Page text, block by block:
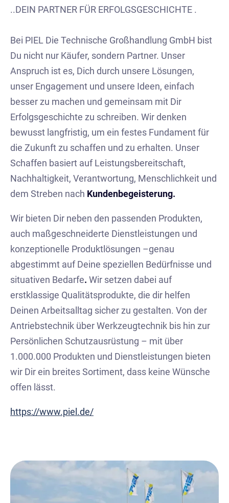
..DEIN PARTNER FÜR ERFOLGSGESCHICHTE .
Bei PIEL Die Technische Großhandlung GmbH bist
Du nicht nur Käufer, sondern Partner. Unser
Anspruch ist es, Dich durch unsere Lösungen,
unser Engagement und unsere Ideen, einfach
besser zu machen und gemeinsam mit Dir
Erfolgsgeschichte zu schreiben. Wir denken
bewusst langfristig, um ein festes Fundament für
die Zukunft zu schaffen und zu erhalten. Unser
Schaffen basiert auf Leistungsbereitschaft,
Nachhaltigkeit, Verantwortung, Menschlichkeit und
dem Streben nach Kundenbegeisterung.
Wir bieten Dir neben den passenden Produkten,
auch maßgeschneiderte Dienstleistungen und
konzeptionelle Produktlösungen –genau
abgestimmt auf Deine speziellen Bedürfnisse und
situativen Bedarfe. Wir setzen dabei auf
erstklassige Qualitätsprodukte, die dir helfen
Deinen Arbeitsalltag sicher zu gestalten. Von der
Antriebstechnik über Werkzeugtechnik bis hin zur
Persönlichen Schutzausrüstung – mit über
1.000.000 Produkten und Dienstleistungen bieten
wir Dir ein breites Sortiment, dass keine Wünsche
offen lässt.
https://www.piel.de/